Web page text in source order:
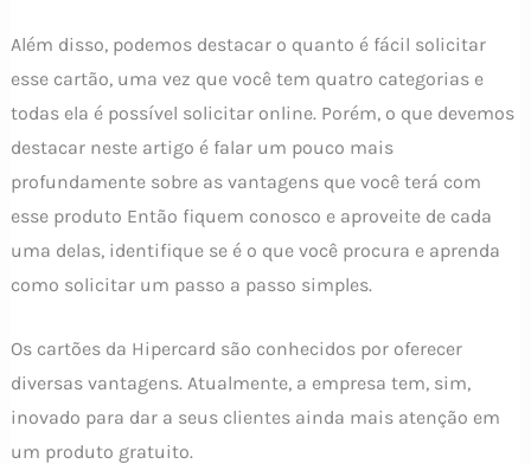
Além disso, podemos destacar o quanto é fácil solicitar
esse cartão, uma vez que você tem quatro categorias e
todas ela é possível solicitar online. Porém, o que devemos
destacar neste artigo é falar um pouco mais
profundamente sobre as vantagens que você terá com
esse produto Então fiquem conosco e aproveite de cada
uma delas, identifique se é o que você procura e aprenda
como solicitar um passo a passo simples.
Os cartões da Hipercard são conhecidos por oferecer
diversas vantagens. Atualmente, a empresa tem, sim,
inovado para dar a seus clientes ainda mais atenção em
um produto gratuito.